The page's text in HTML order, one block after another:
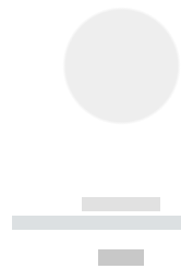
------------
----------- -----------